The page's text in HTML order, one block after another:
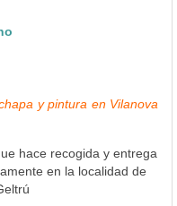
y pintura en Vilanova
hace recogida y entrega
en la localidad de